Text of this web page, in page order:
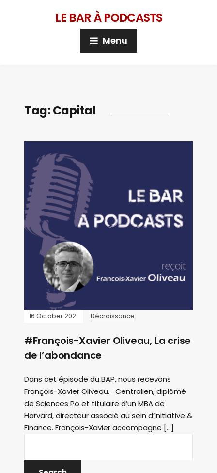
LE BAR À PODCASTS
Menu
Tag:Capital
16 October 2021 Décroissance
#François-Xavier Oliveau, La crise
de l’abondance
Dans cet épisode du BAP, nous recevons
François-Xavier Oliveau. Centralien, diplômé
de Sciences Po et titulaire d’un MBA de
Harvard, directeur associé au sein d’Initiative &
Finance. François-Xavier accompagne […]